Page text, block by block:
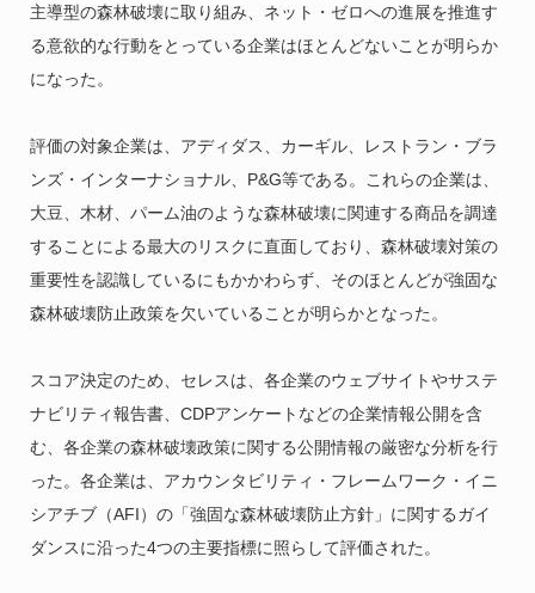
主導型の森林破壊に取り組み、ネット・ゼロへの進展を推進す
る意欲的な行動をとっている企業はほとんどないことが明らか
になった。
評価の対象企業は、アディダス、カーギル、レストラン・ブラ
ンズ・インターナショナル、P&G等である。これらの企業は、
大豆、木材、パーム油のような森林破壊に関連する商品を調達
することによる最大のリスクに直面しており、森林破壊対策の
重要性を認識しているにもかかわらず、そのほとんどが強固な
森林破壊防止政策を欠いていることが明らかとなった。
スコア決定のため、セレスは、各企業のウェブサイトやサステ
ナビリティ報告書、CDPアンケートなどの企業情報公開を含
む、各企業の森林破壊政策に関する公開情報の厳密な分析を行
った。各企業は、アカウンタビリティ・フレームワーク・イニ
シアチブ（AFI）の「強固な森林破壊防止方針」に関するガイ
ダンスに沿った4つの主要指標に照らして評価された。